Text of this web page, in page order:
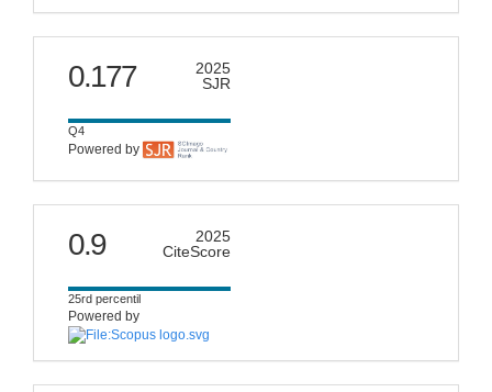
scimago
0.177
2025
SJR
Q4
Powered by
citescore
0.9
2025
CiteScore
25rd percentil
Powered by